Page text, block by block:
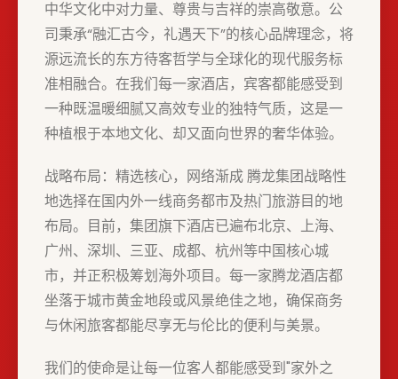
中华文化中对力量、尊贵与吉祥的崇高敬意。公
司秉承“融汇古今，礼遇天下”的核心品牌理念，将
源远流长的东方待客哲学与全球化的现代服务标
准相融合。在我们每一家酒店，宾客都能感受到
一种既温暖细腻又高效专业的独特气质，这是一
种植根于本地文化、却又面向世界的奢华体验。
战略布局：精选核心，网络渐成 腾龙集团战略性
地选择在国内外一线商务都市及热门旅游目的地
布局。目前，集团旗下酒店已遍布北京、上海、
广州、深圳、三亚、成都、杭州等中国核心城
市，并正积极筹划海外项目。每一家腾龙酒店都
坐落于城市黄金地段或风景绝佳之地，确保商务
与休闲旅客都能尽享无与伦比的便利与美景。
我们的使命是让每一位客人都能感受到"家外之